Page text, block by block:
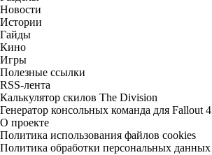
Новости
Истории
Гайды
Кино
Игры
Полезные ссылки
RSS-лента
Калькулятор скилов The Division
Генератор консольных команда для Fallout 4
О проекте
Политика использования файлов cookies
Политика обработки персональных данных